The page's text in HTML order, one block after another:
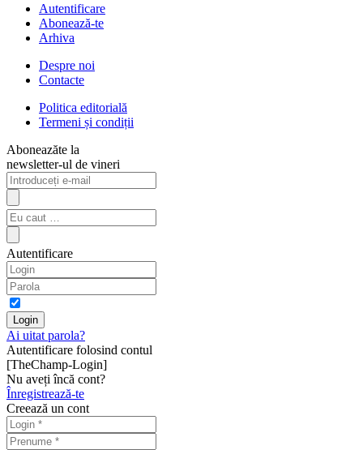
Autentificare
Abonează-te
Arhiva
Despre noi
Contacte
Politica editorială
Termeni și condiții
Aboneazăte la
newsletter-ul de vineri
Autentificare
Ai uitat parola?
Autentificare folosind contul
[TheChamp-Login]
Nu aveți încă cont?
Înregistrează-te
Creează un cont